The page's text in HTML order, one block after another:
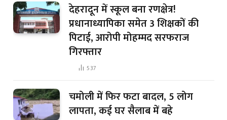
देहरादून में स्कूल बना रणक्षेत्र!
प्रधानाध्यापिका समेत 3 शिक्षकों की
पिटाई, आरोपी मोहम्मद सरफराज
गिरफ्तार
537
चमोली में फिर फटा बादल, 5 लोग
लापता, कई घर सैलाब में बहे